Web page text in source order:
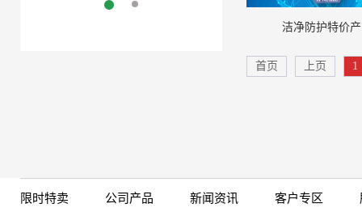
洁净防护特价
首页 上页 1
限时特卖 公司产品 新闻资讯 客户专区